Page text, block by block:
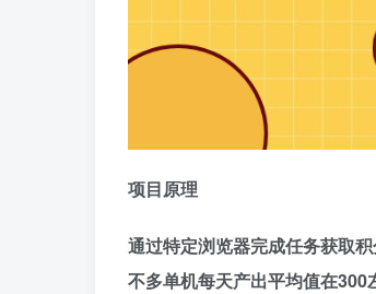
项目原理
通过特定浏览器完成任务获取
不多单机每天产出平均值在